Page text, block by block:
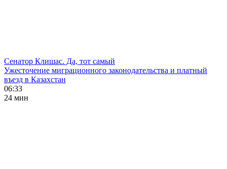
Сенатор Клишас. Да, тот самый
Ужесточение миграционного законодательства и платный
въезд в Казахстан
06:33
24 мин